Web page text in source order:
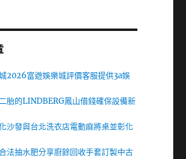
2026富遊娛樂城評價客服提供3a娛
胎的LINDBERG鳳山借錢確保設備新
沙發與台北洗衣店電動麻將桌並彰化
法抽水肥分享廚餘回收手套訂製中古